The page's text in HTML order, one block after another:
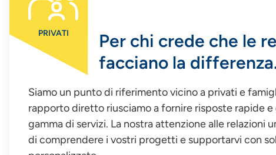
PRIVATI
Per chi crede che le
facciano la
Siamo un punto di riferimento vicino a privati e
rapporto diretto riusciamo a fornire risposte rapide
gamma di servizi. La nostra attenzione alle relazioni
di comprendere i vostri progetti e supportarvi con